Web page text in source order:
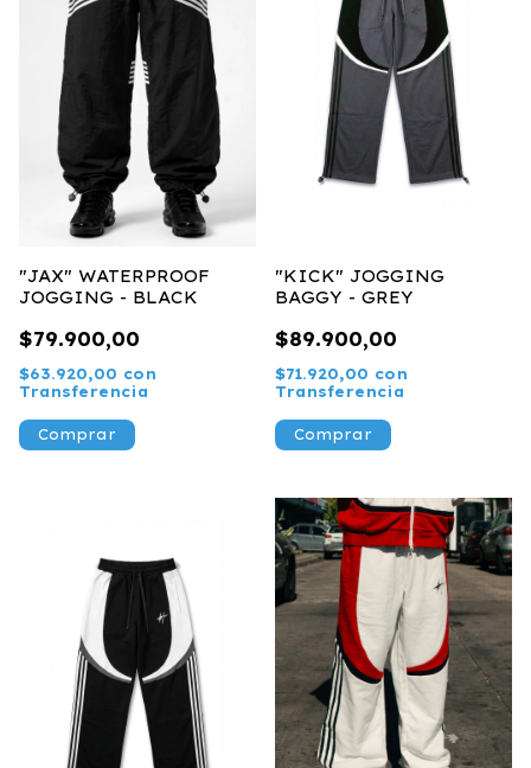
"JAX" WATERPROOF
JOGGING - BLACK
$79.900,00
$63.920,00 con
Transferencia
Comprar
"KICK" JOGGING
BAGGY - GREY
$89.900,00
$71.920,00 con
Transferencia
Comprar